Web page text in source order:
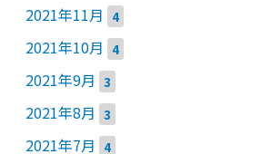
2021年11月 4
2021年10月 4
2021年9月 3
2021年8月 3
2021年7月 4